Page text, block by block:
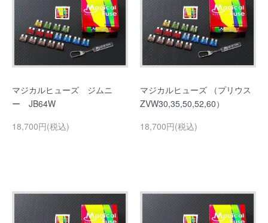
マジカルヒューズ ジムニ
ー JB64W
18,700円(税込)
マジカルヒューズ （プリウス
ZVW30,35,50,52,60）
18,700円(税込)